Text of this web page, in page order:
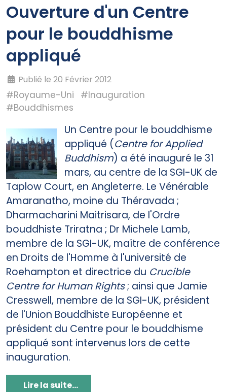
Ouverture d'un Centre
pour le bouddhisme
appliqué
Publié le 20 Février 2012
#Royaume-Uni
#Inauguration
#Bouddhismes
Un Centre pour le bouddhisme
appliqué (Centre for Applied
Buddhism) a été inauguré le 31
mars, au centre de la SGI-UK de
Taplow Court, en Angleterre. Le Vénérable
Amaranatho, moine du Théravada ;
Dharmacharini Maitrisara, de l'Ordre
bouddhiste Triratna ; Dr Michele Lamb,
membre de la SGI-UK, maître de conférence
en Droits de l'Homme à l'université de
Roehampton et directrice du Crucible
Centre for Human Rights; ainsi que Jamie
Cresswell, membre de la SGI-UK, président
de l'Union Bouddhiste Européenne et
président du Centre pour le bouddhisme
appliqué sont intervenus lors de cette
inauguration.
Lire la suite...